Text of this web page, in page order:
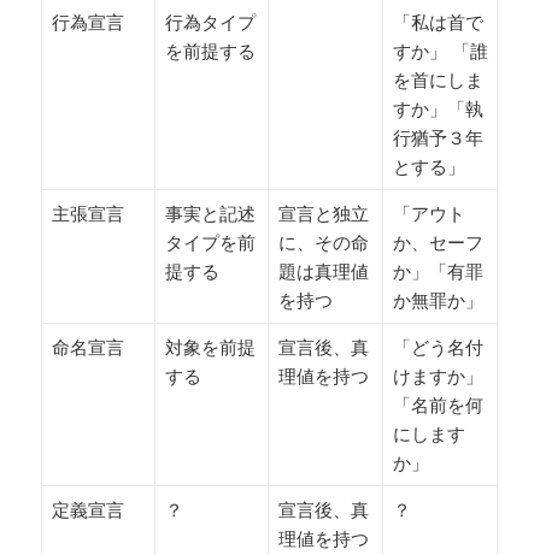
行為宣言
行為タイプ
を前提する
「私は首で
すか」 「誰
を首にしま
すか」「執
行猶予３年
とする」
主張宣言
事実と記述
タイプを前
提する
宣言と独立
に、その命
題は真理値
を持つ
「アウト
か、セーフ
か」「有罪
か無罪か」
命名宣言
対象を前提
する
宣言後、真
理値を持つ
「どう名付
けますか」
「名前を何
にします
か」
定義宣言
？
宣言後、真
理値を持つ
？